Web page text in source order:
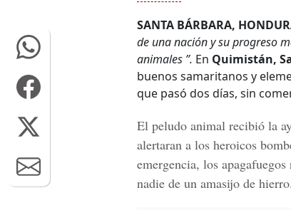
SANTA BÁRBARA,
de una nación y su progreso
animales ”. En Quimistán,
buenos samaritanos y
que pasó dos días, sin
El peludo animal recibió la
alertaran a los heroicos
emergencia, los
nadie de un amasijo de